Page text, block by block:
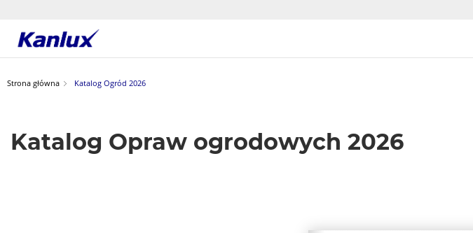
Strona
Kanlux
Strona główna Katalog Ogród 2026
Katalog Opraw ogrodowych 2026